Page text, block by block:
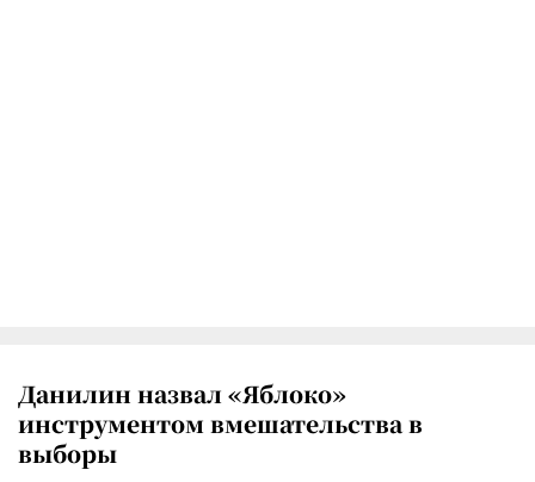
Данилин назвал «Яблоко»
инструментом вмешательства в
выборы